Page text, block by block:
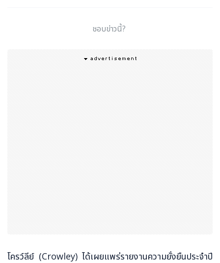
ชอบข่าวนี้?
โครว์ลีย์ (Crowley) ได้เผยแพร่รายงานความยั่งยืนประจำปี